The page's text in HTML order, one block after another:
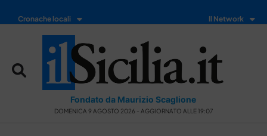
Cronache locali Il Network
Fondato da Maurizio Scaglione
DOMENICA 9 AGOSTO 2026 - AGGIORNATO ALLE 19:07